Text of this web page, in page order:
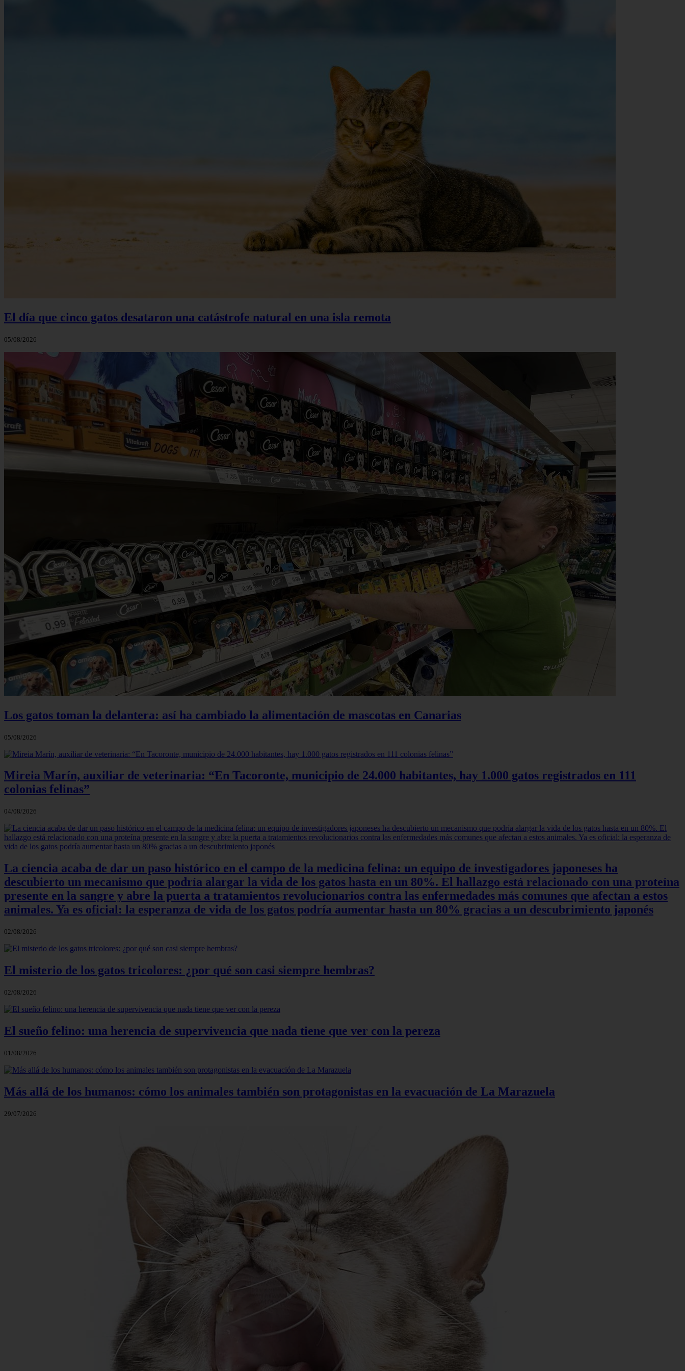
El día que cinco gatos desataron una catástrofe natural en una isla remota
05/08/2026
Los gatos toman la delantera: así ha cambiado la alimentación de mascotas en Canarias
05/08/2026
Mireia Marín, auxiliar de veterinaria: “En Tacoronte, municipio de 24.000 habitantes, hay 1.000 gatos registrados en 111
colonias felinas”
04/08/2026
La ciencia acaba de dar un paso histórico en el campo de la medicina felina: un equipo de investigadores japoneses ha
descubierto un mecanismo que podría alargar la vida de los gatos hasta en un 80%. El hallazgo está relacionado con una proteína
presente en la sangre y abre la puerta a tratamientos revolucionarios contra las enfermedades más comunes que afectan a estos
animales. Ya es oficial: la esperanza de vida de los gatos podría aumentar hasta un 80% gracias a un descubrimiento japonés
02/08/2026
El misterio de los gatos tricolores: ¿por qué son casi siempre hembras?
02/08/2026
El sueño felino: una herencia de supervivencia que nada tiene que ver con la pereza
01/08/2026
Más allá de los humanos: cómo los animales también son protagonistas en la evacuación de La Marazuela
29/07/2026